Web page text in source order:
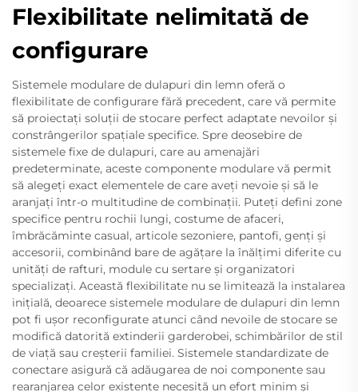
Flexibilitate nelimitată de
configurare
Sistemele modulare de dulapuri din lemn oferă o
flexibilitate de configurare fără precedent, care vă permite
să proiectați soluții de stocare perfect adaptate nevoilor și
constrângerilor spațiale specifice. Spre deosebire de
sistemele fixe de dulapuri, care au amenajări
predeterminate, aceste componente modulare vă permit
să alegeți exact elementele de care aveți nevoie și să le
aranjați într-o multitudine de combinații. Puteți defini zone
specifice pentru rochii lungi, costume de afaceri,
îmbrăcăminte casual, articole sezoniere, pantofi, genți și
accesorii, combinând bare de agățare la înălțimi diferite cu
unități de rafturi, module cu sertare și organizatori
specializați. Această flexibilitate nu se limitează la instalarea
inițială, deoarece sistemele modulare de dulapuri din lemn
pot fi ușor reconfigurate atunci când nevoile de stocare se
modifică datorită extinderii garderobei, schimbărilor de stil
de viață sau creșterii familiei. Sistemele standardizate de
conectare asigură că adăugarea de noi componente sau
rearanjarea celor existente necesită un efort minim și